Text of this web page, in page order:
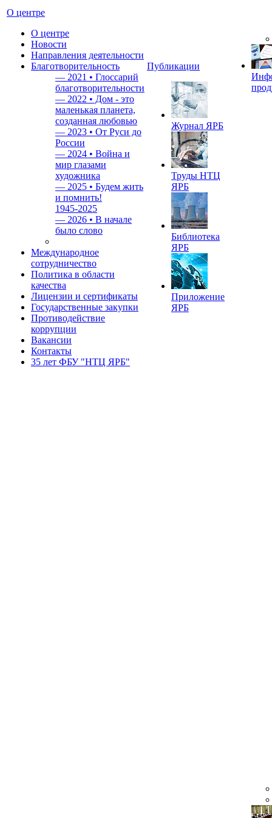
О центре
О центре
Новости
Направления деятельности
Благотворительность
— 2021 • Глоссарий
благотворительности
— 2022 • Дом - это
маленькая планета,
созданная любовью
— 2023 • От Руси до
России
— 2024 • Война и
мир глазами
художника
— 2025 • Будем жить
и помнить!
1945-2025
— 2026 • В начале
было слово
Международное
сотрудничество
Политика в области
качества
Лицензии и сертификаты
Государственные закупки
Противодействие
коррупции
Вакансии
Контакты
35 лет ФБУ "НТЦ ЯРБ"
Публикации
Журнал ЯРБ
Труды НТЦ
ЯРБ
Библиотека
ЯРБ
Приложение
ЯРБ